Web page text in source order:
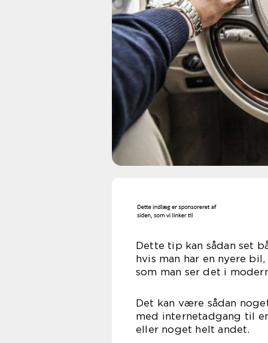
Dette tip kan sådan set
hvis man har en nyere
som man ser det i
Det kan være sådan
med internetadgang til
eller noget helt andet.